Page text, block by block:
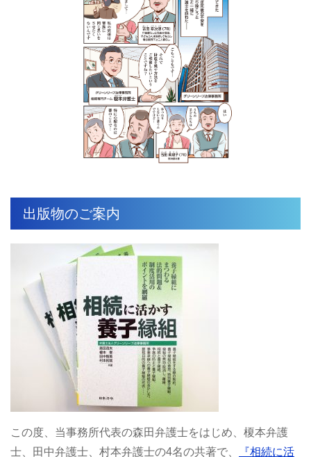
出版物のご案内
この度、当事務所代表の森田弁護士をはじめ、榎本弁護
士、田中弁護士、村本弁護士の4名の共著で、
『相続に活